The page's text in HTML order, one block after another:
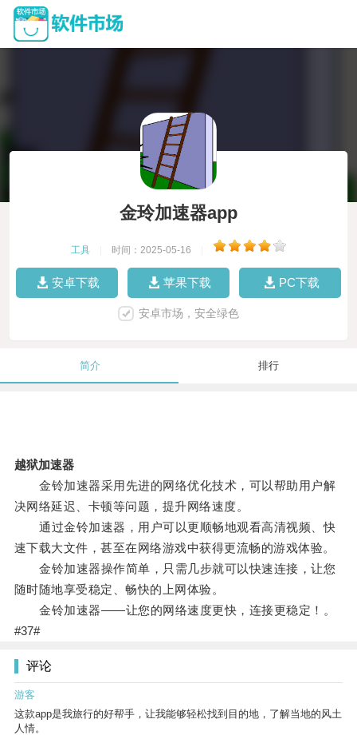
金玲加速器app
工具 时间：2025-05-16
安卓下载 苹果下载 PC下载
安卓市场，安全绿色
简介 排行
越狱加速器
金铃加速器采用先进的网络优化技术，可以帮助用户解
决网络延迟、卡顿等问题，提升网络速度。
通过金铃加速器，用户可以更顺畅地观看高清视频、快
速下载大文件，甚至在网络游戏中获得更流畅的游戏体验。
金铃加速器操作简单，只需几步就可以快速连接，让您
随时随地享受稳定、畅快的上网体验。
金铃加速器——让您的网络速度更快，连接更稳定！。
#37#
评论
游客
这款app是我旅行的好帮手，让我能够轻松找到目的地，了解当地的风土
人情。